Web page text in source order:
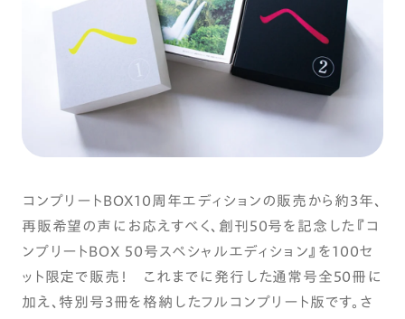
コンプリートBOX10周年エディションの販売から約3年、
再販希望の声にお応えすべく、創刊50号を記念した『コ
ンプリートBOX 50号スペシャルエディション』を100セ
ット限定で販売！ これまでに発行した通常号全50冊に
加え、特別号3冊を格納したフルコンプリート版です。さ